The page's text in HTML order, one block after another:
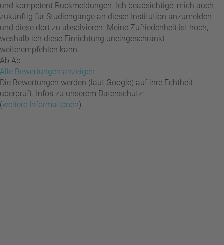
und kompetent Rückmeldungen. Ich beabsichtige, mich auch
zukünftig für Studiengänge an dieser Institution anzumelden
und diese dort zu absolvieren. Meine Zufriedenheit ist hoch,
weshalb ich diese Einrichtung uneingeschränkt
weiterempfehlen kann.
Ab Ab
Alle Bewertungen anzeigen
Die Bewertungen werden (laut Google) auf ihre Echtheit
überprüft. Infos zu unserem Datenschutz:
(weitere Informationen)